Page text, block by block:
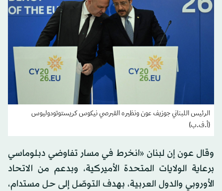
الرئيس اللبناني جوزيف عون ونظيره القبرصي نيكوس كريستوتودوليوس
(أ.ف.ب)
وقال عون إن لبنان «انخرط في مسار تفاوضي دبلوماسي
برعاية الولايات المتحدة الأميركية، وبدعم من الاتحاد
الأوروبي والدول العربية، بهدف التوصّل إلى حل مستدام،